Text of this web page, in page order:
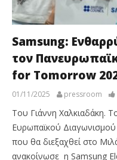
Samsung:
τον
for Tomorrow
01/11/2025 pressroom
Του Γιάννη Χαλκιαδάκη.
Ευρωπαϊκού
που θα διεξαχθεί στο
ανακοίνωσε η Samsung